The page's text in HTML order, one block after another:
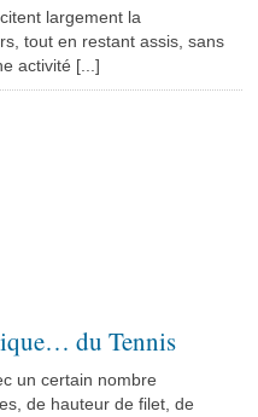
largement la
tout en restant assis, sans
activité [...]
du Tennis
un certain nombre
de hauteur de filet, de